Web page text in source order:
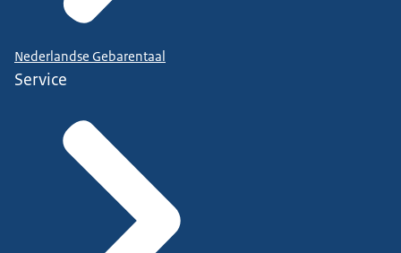
Nederlandse Gebarentaal
Service